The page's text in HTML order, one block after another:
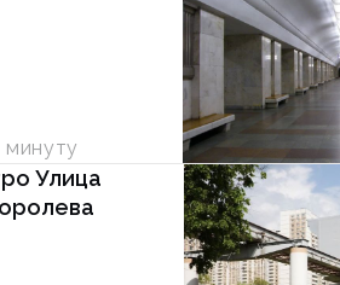
минуту
Улица